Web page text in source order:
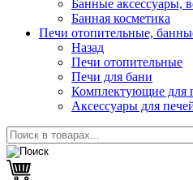
Банные аксессуары,
Банная косметика
Печи отопительные,
Назад
Печи отопительные
Печи для бани
Комплектующие для
Аксессуары для